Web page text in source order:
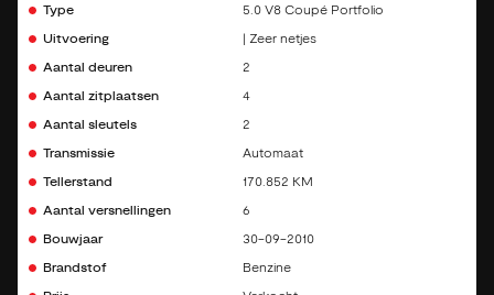
Type 5.0 V8 Coupé Portfolio
Uitvoering | Zeer netjes
Aantal deuren 2
Aantal zitplaatsen 4
Aantal sleutels 2
Transmissie Automaat
Tellerstand 170.852 KM
Aantal versnellingen 6
Bouwjaar 30-09-2010
Brandstof Benzine